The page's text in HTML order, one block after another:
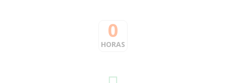
0
HORAS